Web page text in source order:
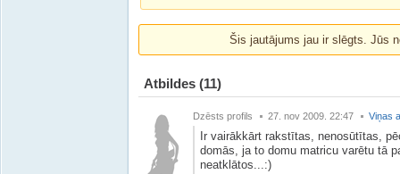
Šis jautājums jau ir slēgts. Jūs
Atbildes (11)
Dzēsts profils 27. nov 2009. 22:47 Viņas
Ir vairākkārt rakstītas, nenosūtītas,
domās, ja to domu matricu varētu tā
neatklātos...:)